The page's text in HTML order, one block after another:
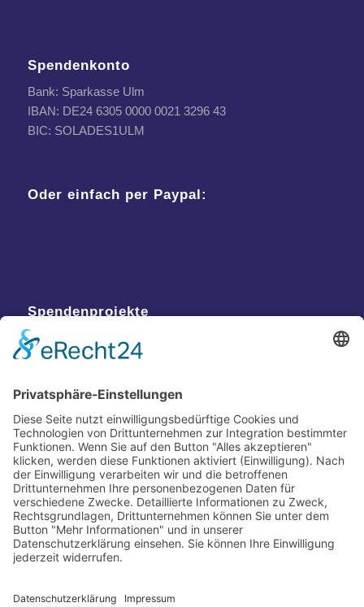
Spendenkonto
Bank: Sparkasse Ulm
IBAN: DE24 6305 0000 0021 3296 43
BIC: SOLADES1ULM
Oder einfach per Paypal:
Spendenprojekte
Kontakt
Postanschrift
Traumkatzen e.V.
89231 Neu-Ulm